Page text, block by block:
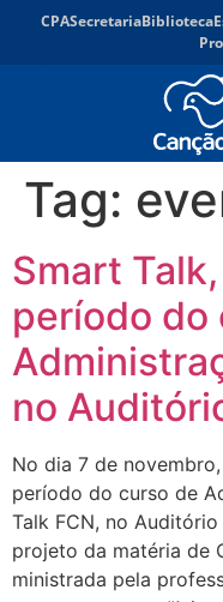
CPASecretariaBiblioteca
Tag:
Smart
período do
no
No dia 7 de
período do curso de
Talk FCN, no
projeto da matéria de
ministrada pela